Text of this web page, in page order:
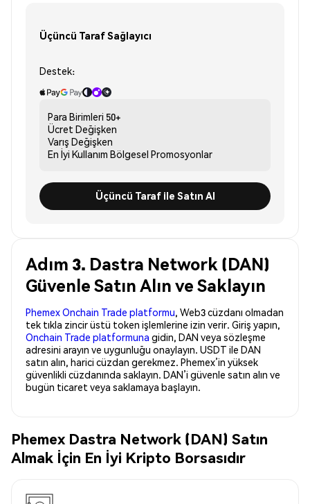
Üçüncü Taraf Sağlayıcı
Destek:
Para Birimleri 50+
Ücret Değişken
Varış Değişken
En İyi Kullanım Bölgesel Promosyonlar
Üçüncü Taraf ile Satın Al
Adım 3. Dastra Network (DAN)
Güvenle Satın Alın ve Saklayın
Phemex Onchain Trade platformu, Web3 cüzdanı olmadan
tek tıkla zincir üstü token işlemlerine izin verir. Giriş yapın,
Onchain Trade platformuna gidin, DAN veya sözleşme
adresini arayın ve uygunluğu onaylayın. USDT ile DAN
satın alın, harici cüzdan gerekmez. Phemex’in yüksek
güvenlikli cüzdanında saklayın. DAN’i güvenle satın alın ve
bugün ticaret veya saklamaya başlayın.
Phemex Dastra Network (DAN) Satın
Almak İçin En İyi Kripto Borsasıdır